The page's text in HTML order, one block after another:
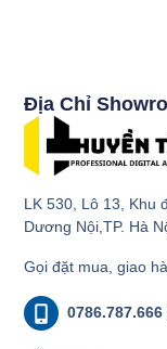
Địa Chỉ
LK 530, Lô 13, Khu
Dương Nội,TP. Hà
Gọi đặt mua, giao
0786.787.666